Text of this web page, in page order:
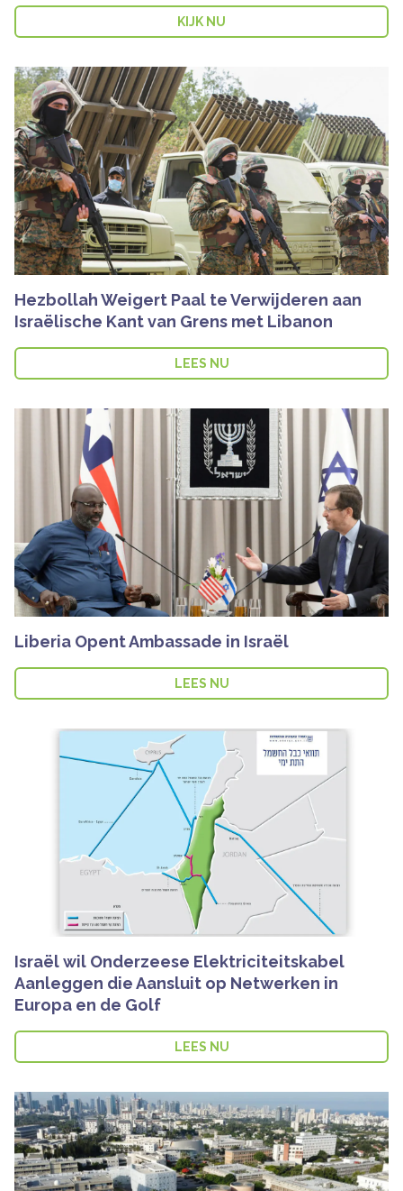
KIJK NU
Hezbollah Weigert Paal te Verwijderen aan
Israëlische Kant van Grens met Libanon
LEES NU
Liberia Opent Ambassade in Israël
LEES NU
Israël wil Onderzeese Elektriciteitskabel
Aanleggen die Aansluit op Netwerken in
Europa en de Golf
LEES NU